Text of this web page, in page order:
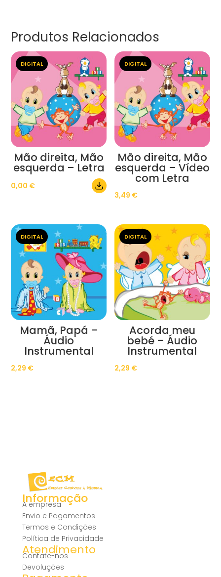
Produtos Relacionados
DIGITAL
Mão direita, Mão
esquerda – Letra
0,00 €
DIGITAL
Mão direita, Mão
esquerda – Vídeo
com Letra
3,49 €
DIGITAL
Mamã, Papá –
Áudio
Instrumental
2,29 €
DIGITAL
Acorda meu
bebé – Áudio
Instrumental
2,29 €
Informação
A empresa
Envio e Pagamentos
Termos e Condições
Política de Privacidade
Atendimento
Contate-nos
Devoluções